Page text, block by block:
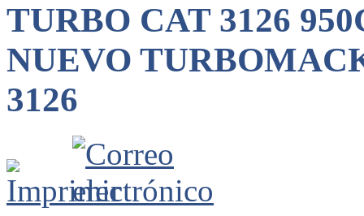
TURBO CAT 3126
NUEVO
3126